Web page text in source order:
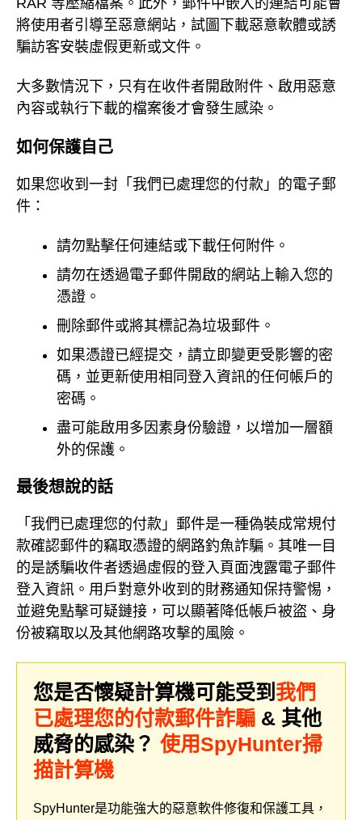
RAR 等壓縮檔案。此外，郵件中嵌入的連結可能會
將使用者引導至惡意網站，試圖下載惡意軟體或誘
騙訪客安裝虛假更新或文件。
大多數情況下，只有在收件者開啟附件、啟用惡意
內容或執行下載的檔案後才會發生感染。
如何保護自己
如果您收到一封「我們已處理您的付款」的電子郵
件：
請勿點擊任何連結或下載任何附件。
請勿在透過電子郵件開啟的網站上輸入您的
憑證。
刪除郵件或將其標記為垃圾郵件。
如果憑證已經提交，請立即變更受影響的密
碼，並更新使用相同登入資訊的任何帳戶的
密碼。
盡可能啟用多因素身份驗證，以增加一層額
外的保護。
最後想說的話
「我們已處理您的付款」郵件是一種偽裝成常規付
款確認郵件的竊取憑證的網路釣魚詐騙。其唯一目
的是誘騙收件者透過虛假的登入頁面洩露電子郵件
登入資訊。用戶對意外收到的財務通知保持警惕，
並避免點擊可疑鏈接，可以顯著降低帳戶被盜、身
份被竊取以及其他網路攻擊的風險。
您是否懷疑計算機可能受到 我們
已處理您的付款郵件詐騙 & 其他
威脅的感染？ 使用SpyHunter掃
描計算機
SpyHunter是功能強大的惡意軟件修復和保護工具，